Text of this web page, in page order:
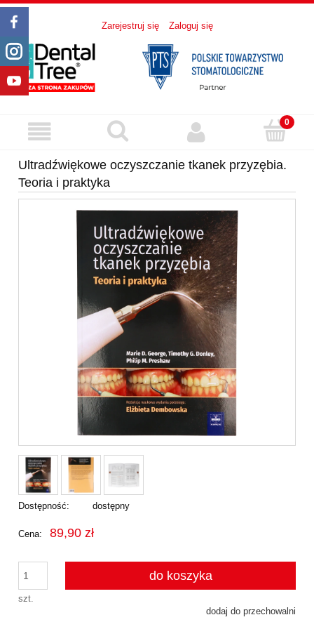
Zarejestruj się Zaloguj się
Ultradźwiękowe oczyszczanie tkanek przyzębia.
Teoria i praktyka
Dostępność: dostępny
Cena: 89,90 zł
szt.
do koszyka
dodaj do przechowalni